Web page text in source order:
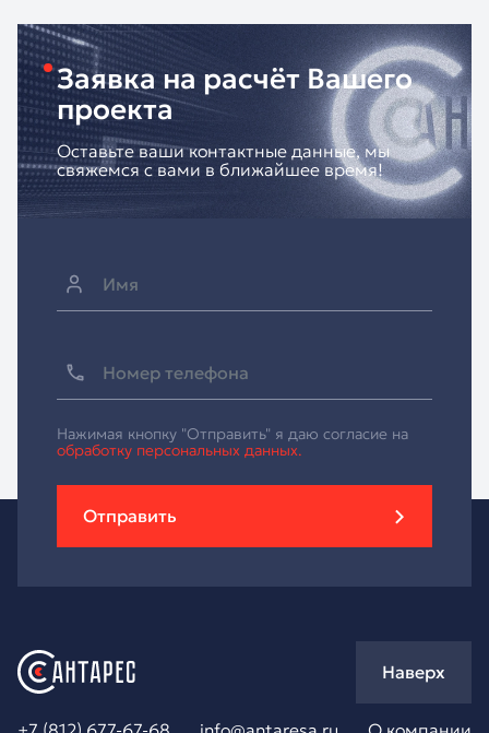
Заявка на расчёт Вашего
проекта
Оставьте ваши контактные данные, мы
свяжемся с вами в ближайшее время!
Нажимая кнопку "Отправить" я даю согласие на
обработку персональных данных.
Отправить
Наверх